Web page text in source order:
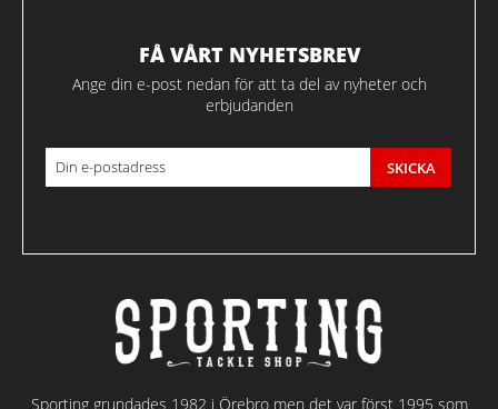
FÅ VÅRT NYHETSBREV
Ange din e-post nedan för att ta del av nyheter och
erbjudanden
SKICKA
Sporting grundades 1982 i Örebro men det var först 1995 som